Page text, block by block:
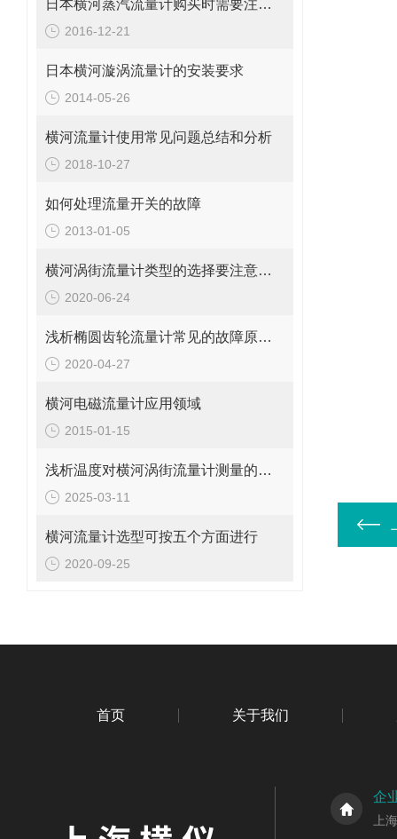
日本横河蒸汽流量计购买时需要注意些什么
2016-12-21
日本横河漩涡流量计的安装要求
2014-05-26
横河流量计使用常见问题总结和分析
2018-10-27
如何处理流量开关的故障
2013-01-05
横河涡街流量计类型的选择要注意以下几点
2020-06-24
浅析椭圆齿轮流量计常见的故障原因和处理对策
2020-04-27
横河电磁流量计应用领域
2015-01-15
浅析温度对横河涡街流量计测量的影响
2025-03-11
横河流量计选型可按五个方面进行
2020-09-25
首页 关于我们
企
上